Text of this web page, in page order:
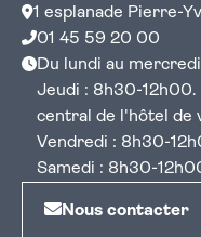
1 esplanade Pierre-
01 45 59 20 00
Du lundi au
Jeudi : 8h30-12h00.
central de l'hôtel de
Vendredi : 8h30-
Samedi : 8h30-
Nous contacter